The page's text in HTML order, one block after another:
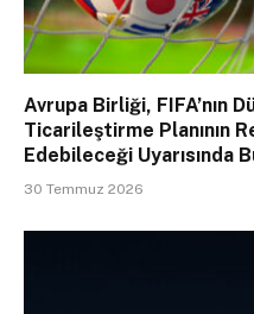
Avrupa Birliği, FIFA’nın
Ticarileştirme Planının
Edebileceği Uyarısında
30 Temmuz 2026